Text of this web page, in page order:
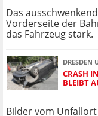
Das
Vorderseite der
das Fahrzeug stark.
DRESDEN
CRASH
BLEIBT
Bilder vom